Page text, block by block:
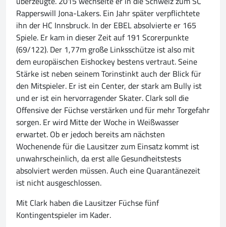
Rapperswill Jona-Lakers. Ein Jahr später verpflichtete
ihn der HC Innsbruck. In der EBEL absolvierte er 165
Spiele. Er kam in dieser Zeit auf 191 Scorerpunkte
(69/122). Der 1,77m große Linksschütze ist also mit
dem europäischen Eishockey bestens vertraut. Seine
Stärke ist neben seinem Torinstinkt auch der Blick für
den Mitspieler. Er ist ein Center, der stark am Bully ist
und er ist ein hervorragender Skater. Clark soll die
Offensive der Füchse verstärken und für mehr Torgefahr
sorgen. Er wird Mitte der Woche in Weißwasser
erwartet. Ob er jedoch bereits am nächsten
Wochenende für die Lausitzer zum Einsatz kommt ist
unwahrscheinlich, da erst alle Gesundheitstests
absolviert werden müssen. Auch eine Quarantänezeit
ist nicht ausgeschlossen.
Mit Clark haben die Lausitzer Füchse fünf
Kontingentspieler im Kader.